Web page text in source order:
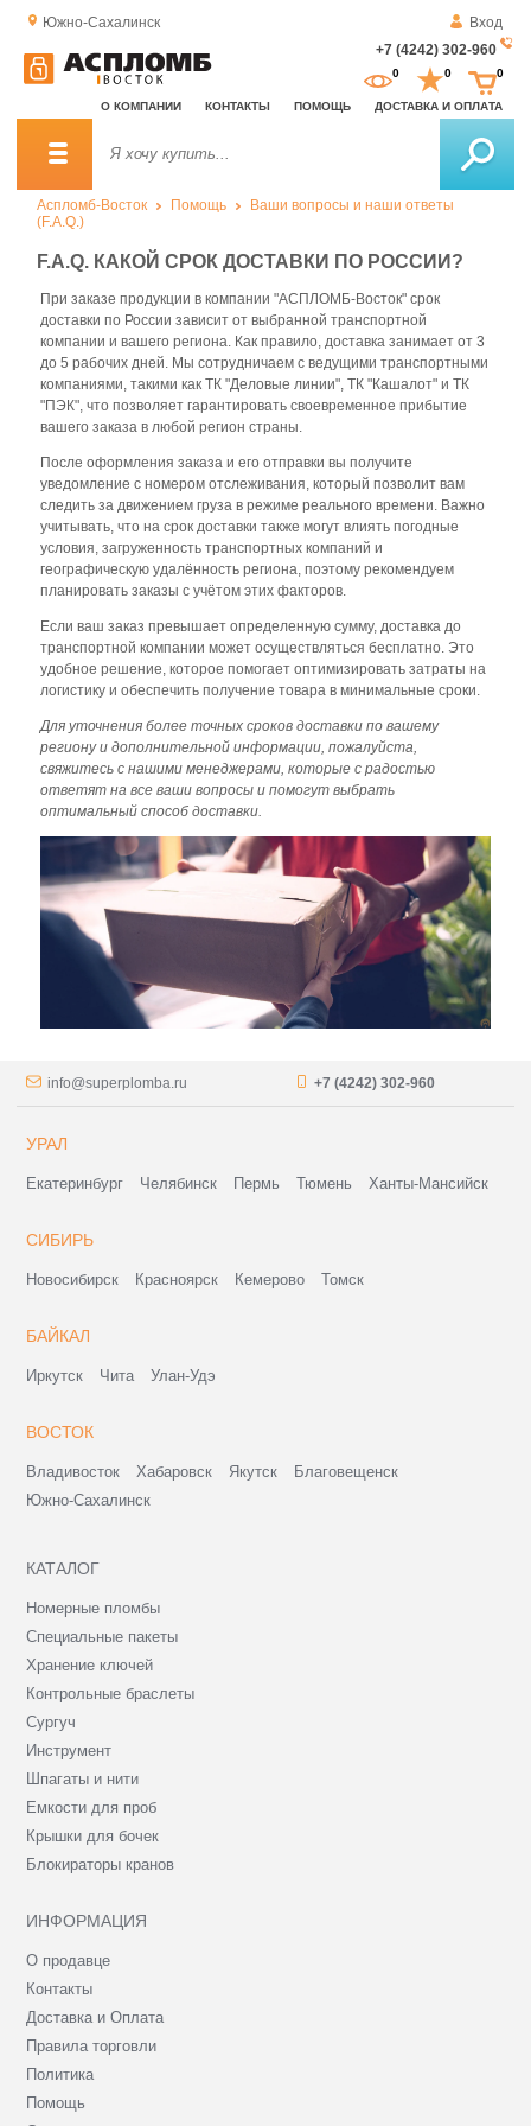
Южно-Сахалинск
Вход
+7 (4242) 302-960
О КОМПАНИИ КОНТАКТЫ ПОМОЩЬ ДОСТАВКА И ОПЛАТА
0 0 0
Аспломб-Восток Помощь
Ваши вопросы и наши ответы
(F.A.Q.)
F.A.Q. КАКОЙ СРОК ДОСТАВКИ ПО РОССИИ?
При заказе продукции в компании "АСПЛОМБ-Восток" срок
доставки по России зависит от выбранной транспортной
компании и вашего региона. Как правило, доставка занимает от 3
до 5 рабочих дней. Мы сотрудничаем с ведущими транспортными
компаниями, такими как ТК "Деловые линии", ТК "Кашалот" и ТК
"ПЭК", что позволяет гарантировать своевременное прибытие
вашего заказа в любой регион страны.
После оформления заказа и его отправки вы получите
уведомление с номером отслеживания, который позволит вам
следить за движением груза в режиме реального времени. Важно
учитывать, что на срок доставки также могут влиять погодные
условия, загруженность транспортных компаний и
географическую удалённость региона, поэтому рекомендуем
планировать заказы с учётом этих факторов.
Если ваш заказ превышает определенную сумму, доставка до
транспортной компании может осуществляться бесплатно. Это
удобное решение, которое помогает оптимизировать затраты на
логистику и обеспечить получение товара в минимальные сроки.
Для уточнения более точных сроков доставки по вашему
региону и дополнительной информации, пожалуйста,
свяжитесь с нашими менеджерами, которые с радостью
ответят на все ваши вопросы и помогут выбрать
оптимальный способ доставки.
info@superplomba.ru +7 (4242) 302-960
УРАЛ
Екатеринбург Челябинск Пермь Тюмень Ханты-Мансийск
СИБИРЬ
Новосибирск Красноярск Кемерово Томск
БАЙКАЛ
Иркутск Чита Улан-Удэ
ВОСТОК
Владивосток Хабаровск Якутск
Благовещенск
Южно-Сахалинск
КАТАЛОГ
Номерные пломбы
Специальные пакеты
Хранение ключей
Контрольные браслеты
Сургуч
Инструмент
Шпагаты и нити
Емкости для проб
Крышки для бочек
Блокираторы кранов
ИНФОРМАЦИЯ
О продавце
Контакты
Доставка и Оплата
Правила торговли
Политика
Помощь